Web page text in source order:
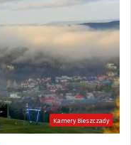
Kamery Bieszczady